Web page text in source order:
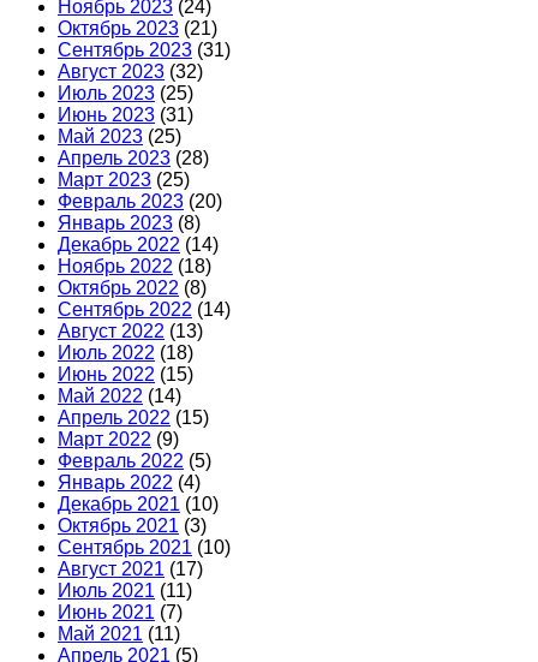
Ноябрь 2023 (24)
Октябрь 2023 (21)
Сентябрь 2023 (31)
Август 2023 (32)
Июль 2023 (25)
Июнь 2023 (31)
Май 2023 (25)
Апрель 2023 (28)
Март 2023 (25)
Февраль 2023 (20)
Январь 2023 (8)
Декабрь 2022 (14)
Ноябрь 2022 (18)
Октябрь 2022 (8)
Сентябрь 2022 (14)
Август 2022 (13)
Июль 2022 (18)
Июнь 2022 (15)
Май 2022 (14)
Апрель 2022 (15)
Март 2022 (9)
Февраль 2022 (5)
Январь 2022 (4)
Декабрь 2021 (10)
Октябрь 2021 (3)
Сентябрь 2021 (10)
Август 2021 (17)
Июль 2021 (11)
Июнь 2021 (7)
Май 2021 (11)
Апрель 2021 (5)